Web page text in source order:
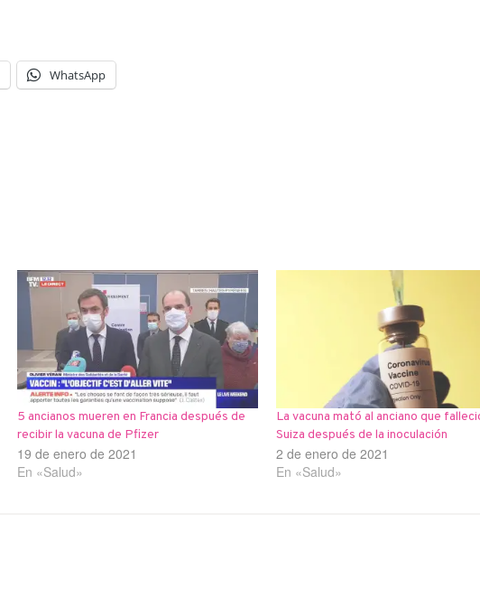
WhatsApp
5 ancianos mueren en Francia después de
recibir la vacuna de Pfizer
19 de enero de 2021
En «Salud»
La vacuna mató al anciano que
Suiza después de la inoculación
2 de enero de 2021
En «Salud»